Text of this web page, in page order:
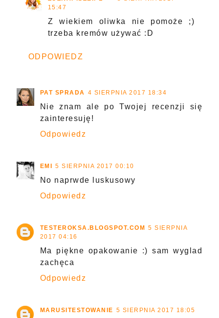
15:47
Z wiekiem oliwka nie pomoże ;)
trzeba kremów używać :D
ODPOWIEDZ
PAT SPRADA 4 SIERPNIA 2017 18:34
Nie znam ale po Twojej recenzji się
zainteresuję!
Odpowiedz
EMI 5 SIERPNIA 2017 00:10
No naprwde luskusowy
Odpowiedz
TESTEROKSA.BLOGSPOT.COM 5 SIERPNIA
2017 04:16
Ma piękne opakowanie :) sam wyglad
zachęca
Odpowiedz
MARUSITESTOWANIE 5 SIERPNIA 2017 18:05